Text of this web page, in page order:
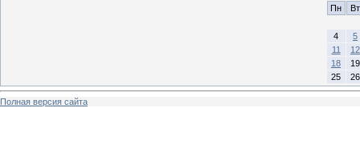
Пн
Вт
4
5
11
12
18
19
25
26
Полная версия сайта